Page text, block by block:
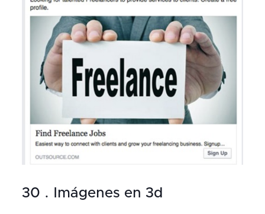
30 . Imágenes en 3d